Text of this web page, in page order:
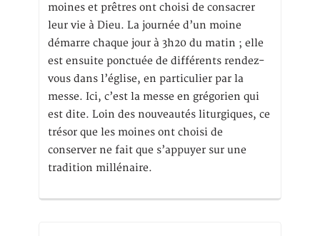
moines et prêtres ont choisi de consacrer
leur vie à Dieu. La journée d’un moine
démarre chaque jour à 3h20 du matin ; elle
est ensuite ponctuée de différents rendez-
vous dans l’église, en particulier par la
messe. Ici, c’est la messe en grégorien qui
est dite. Loin des nouveautés liturgiques, ce
trésor que les moines ont choisi de
conserver ne fait que s’appuyer sur une
tradition millénaire.